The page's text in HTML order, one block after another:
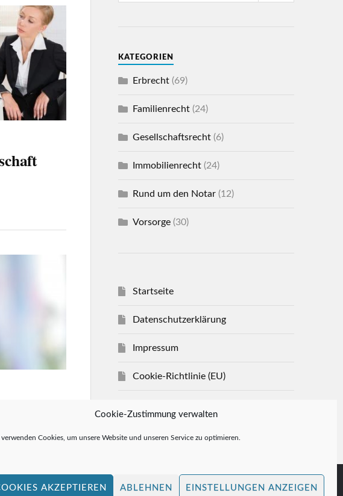
Cookie-Zustimmung verwalten
Cookies, um unsere Website und unseren Service zu optimieren.
AKZEPTIEREN ABLEHNEN EINSTELLUNGEN ANZEIGEN
KATEGORIEN
Erbrecht(69)
Familienrecht(24)
Gesellschaftsrecht(6)
Immobilienrecht(24)
Rund um den Notar(12)
Vorsorge(30)
Startseite
Datenschutzerklärung
Impressum
Cookie-Richtlinie (EU)